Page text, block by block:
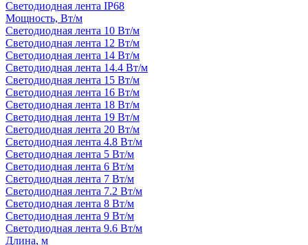
Светодиодная лента IP68
Мощность, Вт/м
Светодиодная лента 10 Вт/м
Светодиодная лента 12 Вт/м
Светодиодная лента 14 Вт/м
Светодиодная лента 14.4 Вт/м
Светодиодная лента 15 Вт/м
Светодиодная лента 16 Вт/м
Светодиодная лента 18 Вт/м
Светодиодная лента 19 Вт/м
Светодиодная лента 20 Вт/м
Светодиодная лента 4.8 Вт/м
Светодиодная лента 5 Вт/м
Светодиодная лента 6 Вт/м
Светодиодная лента 7 Вт/м
Светодиодная лента 7.2 Вт/м
Светодиодная лента 8 Вт/м
Светодиодная лента 9 Вт/м
Светодиодная лента 9.6 Вт/м
Длина, м